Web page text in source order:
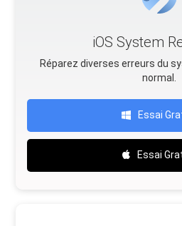
iOS System
Réparez diverses erreurs du
normal.
Essai
Essai